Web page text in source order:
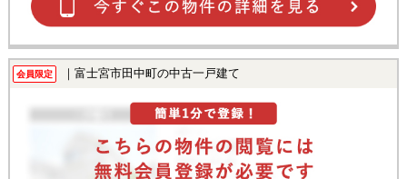
会員限定 ｜富士宮市田中町の中古一戸建て